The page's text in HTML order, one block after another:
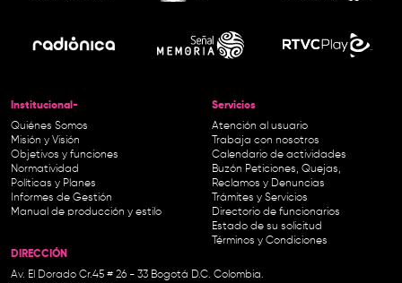
Institucional-
Quiénes Somos
Misión y Visión
Objetivos y funciones
Normatividad
Políticas y Planes
Informes de Gestión
Manual de producción y estilo
Servicios
Atención al usuario
Trabaja con nosotros
Calendario de actividades
Buzón Peticiones, Quejas,
Reclamos y Denuncias
Trámites y Servicios
Directorio de funcionarios
Estado de su solicitud
Términos y Condiciones
DIRECCIÓN
Av. El Dorado Cr.45 # 26 - 33 Bogotá D.C. Colombia.